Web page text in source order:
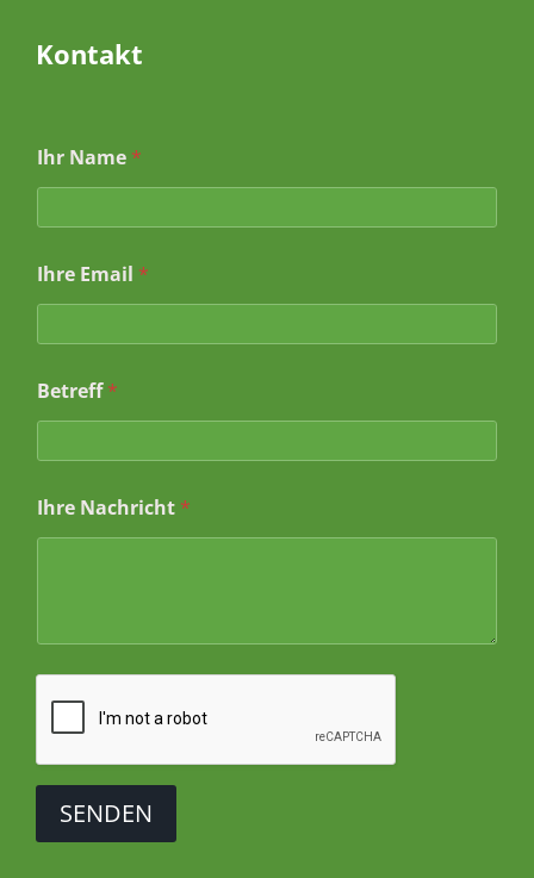
Kontakt
I
h
e
h
r
Ihr Name *
Ihre Email *
Betreff*
Ihre Nachricht *
SENDEN